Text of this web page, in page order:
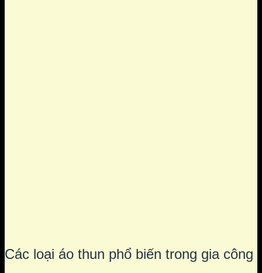
Các loại áo thun phổ biến trong gia công